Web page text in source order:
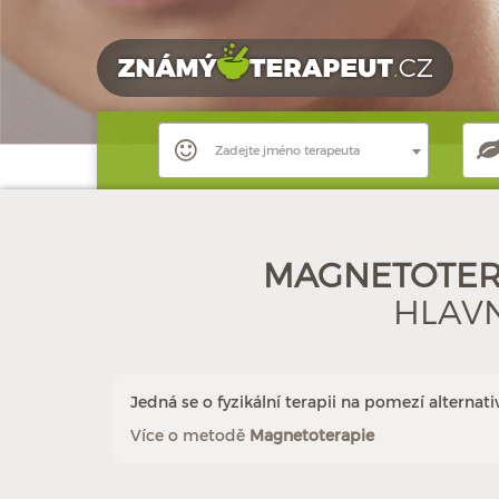
Zadejte jméno terapeuta
Jedná se o fyzikální terapii na pomezí
Více o metodě Magnetoterapie